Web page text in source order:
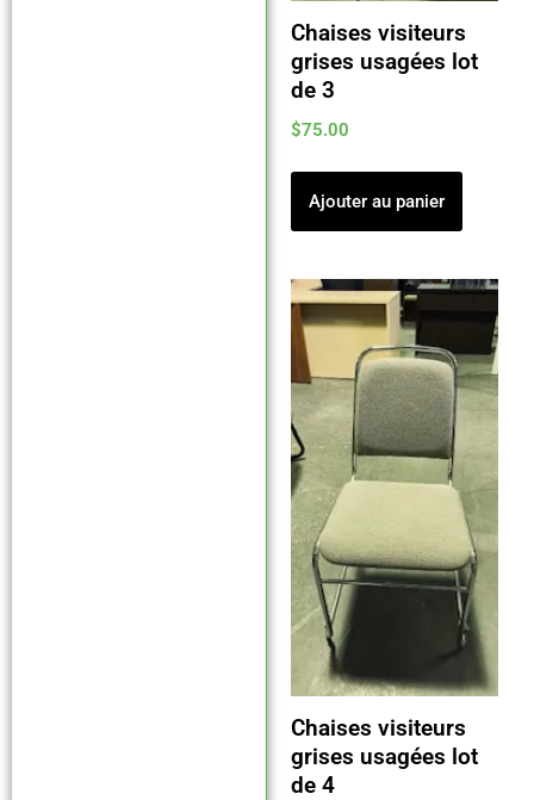
Chaises visiteurs
grises usagées lot
de 3
$75.00
Ajouter au panier
Chaises visiteurs
grises usagées lot
de 4